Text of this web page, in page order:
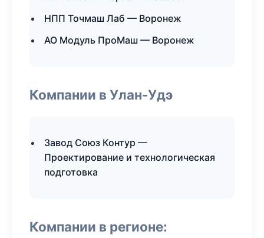
НПП Точмаш Лаб — Воронеж
АО Модуль ПроМаш — Воронеж
Компании в Улан-Удэ
Завод Союз Контур —
Проектирование и технологическая
подготовка
Компании в регионе: